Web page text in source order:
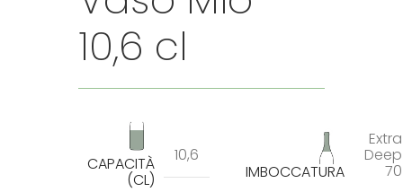
10,6 cl
CAPACITÀ
(CL)
10,6
IMBOCCATURA
Extra
Deep
70